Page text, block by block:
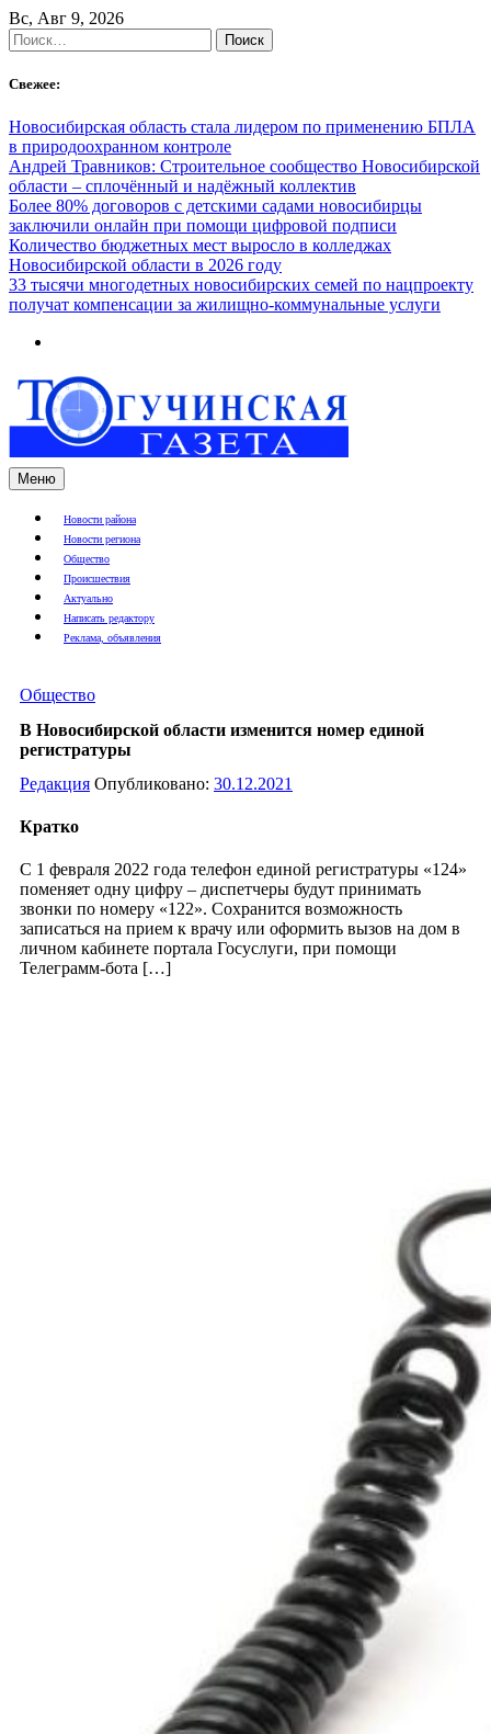
Skip
to
content
Вс, Авг 9, 2026
Найти:
Свежее:
Новосибирская область стала лидером по применению БПЛА
в природоохранном контроле
Андрей Травников: Строительное сообщество Новосибирской
области – сплочённый и надёжный коллектив
Более 80% договоров с детскими садами новосибирцы
заключили онлайн при помощи цифровой подписи
Количество бюджетных мест выросло в колледжах
Новосибирской области в 2026 году
33 тысячи многодетных новосибирских семей по нацпроекту
получат компенсации за жилищно-коммунальные услуги
Меню
Новости района
Новости региона
Общество
Происшествия
Актуально
Написать редактору
Реклама, объявления
Общество
В Новосибирской области изменится номер единой
регистратуры
Редакция Опубликовано: 30.12.2021
Кратко
С 1 февраля 2022 года телефон единой регистратуры «124»
поменяет одну цифру – диспетчеры будут принимать
звонки по номеру «122». Сохранится возможность
записаться на прием к врачу или оформить вызов на дом в
личном кабинете портала Госуслуги, при помощи
Телеграмм-бота […]